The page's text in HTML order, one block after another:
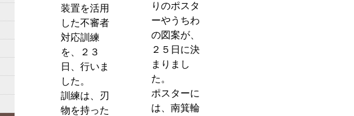
装置を活用
した不審者
対応訓練
を、２３
日、行いま
した。
訓練は、刃
物を持った
りのポスタ
ーやうちわ
の図案が、
２５日に決
まりまし
た。
ポスターに
は、南箕輪